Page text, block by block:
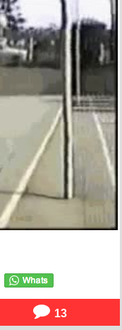
13